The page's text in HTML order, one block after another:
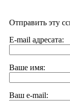
Отправить эту
E-mail адресата:
Ваше имя:
Ваш e-mail: